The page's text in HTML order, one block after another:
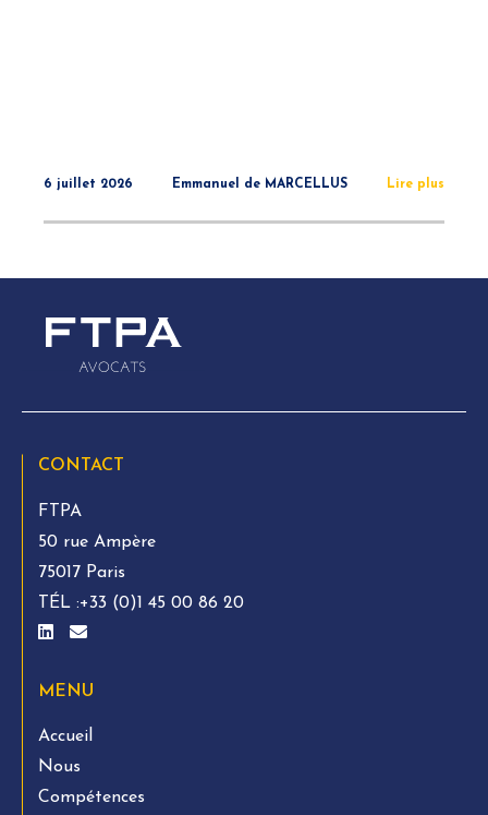
6 juillet 2026 Emmanuel de MARCELLUS Lire plus
CONTACT
FTPA
50 rue Ampère
75017 Paris
TÉL :+33 (0)1 45 00 86 20
MENU
Accueil
Nous
Compétences